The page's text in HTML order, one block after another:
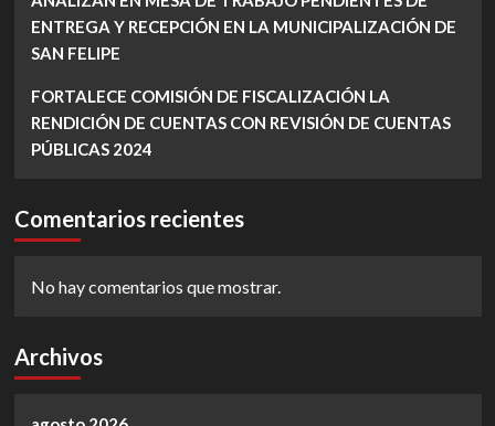
ENTREGA Y RECEPCIÓN EN LA MUNICIPALIZACIÓN DE
SAN FELIPE
FORTALECE COMISIÓN DE FISCALIZACIÓN LA
RENDICIÓN DE CUENTAS CON REVISIÓN DE CUENTAS
PÚBLICAS 2024
Comentarios recientes
No hay comentarios que mostrar.
Archivos